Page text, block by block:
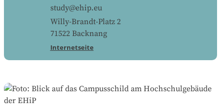
study@ehip.eu
Willy-Brandt-Platz 2
71522 Backnang
Internetseite